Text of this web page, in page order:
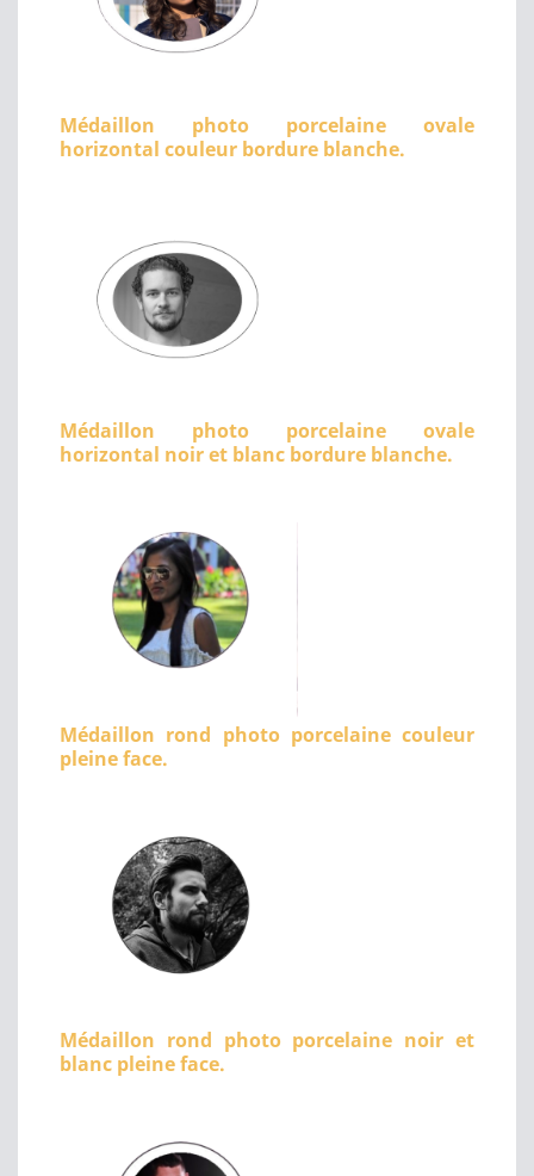
Médaillon photo porcelaine ovale
horizontal couleur bordure blanche.
Médaillon photo porcelaine ovale
horizontal noir et blanc bordure blanche.
Médaillon rond photo porcelaine couleur
pleine face.
Médaillon rond photo porcelaine noir et
blanc pleine face.